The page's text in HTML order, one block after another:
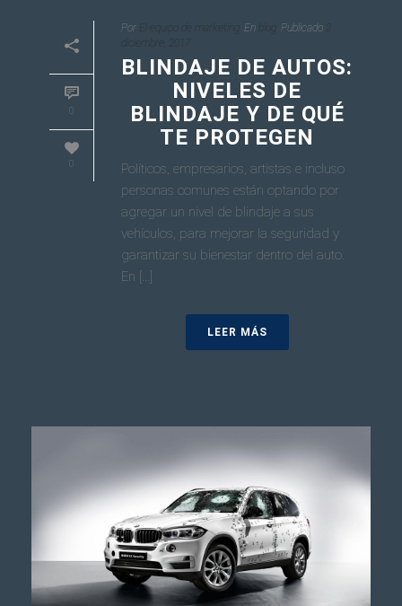
0
0
Por El equipo de marketing En blog Publicado
diciembre, 2017
BLINDAJE DE AUTOS:
NIVELES DE
BLINDAJE Y DE QUÉ
TE PROTEGEN
Políticos, empresarios, artistas e incluso
personas comunes están optando por
agregar un nivel de blindaje a sus
vehículos, para mejorar la seguridad y
garantizar su bienestar dentro del auto.
En [...]
LEER MÁS